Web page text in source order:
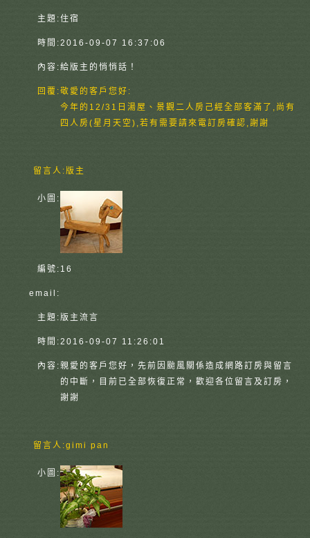
主題:住宿
時間:2016-09-07 16:37:06
內容:給版主的悄悄話！
回覆:敬愛的客戶您好:
今年的12/31日湯屋、景觀二人房己經全部客滿了,尚有
四人房(星月天空),若有需要請來電訂房確認,謝謝
留言人:版主
小圖:
編號: 16
email:
主題:版主流言
時間:2016-09-07 11:26:01
內容:親愛的客戶您好，先前因颱風關係造成網路訂房與留言
的中斷，目前已全部恢復正常，歡迎各位留言及訂房，
謝謝
留言人:gimi pan
小圖: